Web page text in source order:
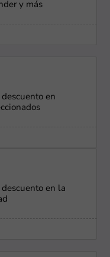
y más
en
en la